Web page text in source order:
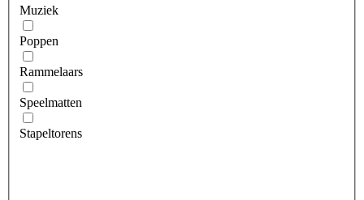
Muziek
Poppen
Rammelaars
Speelmatten
Stapeltorens